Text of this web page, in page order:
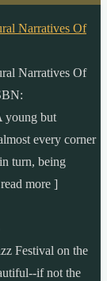
Narratives Of
Narratives Of
young but
every corner
turn, being
more ]
Festival on the
if not the